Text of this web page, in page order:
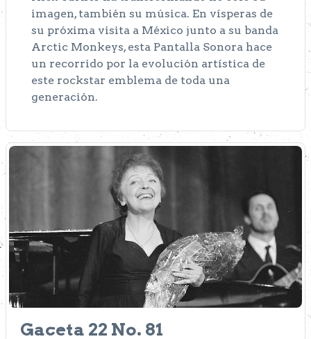
imagen, también su música. En vísperas de
su próxima visita a México junto a su banda
Arctic Monkeys, esta Pantalla Sonora hace
un recorrido por la evolución artística de
este rockstar emblema de toda una
generación.
Gaceta 22 No. 81